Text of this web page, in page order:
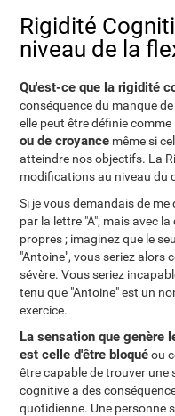
Rigidité
niveau de la
Qu'est-ce que la rigidité
conséquence du manque
elle peut être définie comme
ou de croyance même si
atteindre nos objectifs. La
modifications au niveau du
Si je vous demandais de
par la lettre "A", mais avec
propres ; imaginez que le
"Antoine", vous seriez alors
sévère. Vous seriez
tenu que "Antoine" est un
exercice.
La sensation que genère
est celle d'être bloquéou
être capable de trouver une
cognitive a des
quotidienne. Une personne